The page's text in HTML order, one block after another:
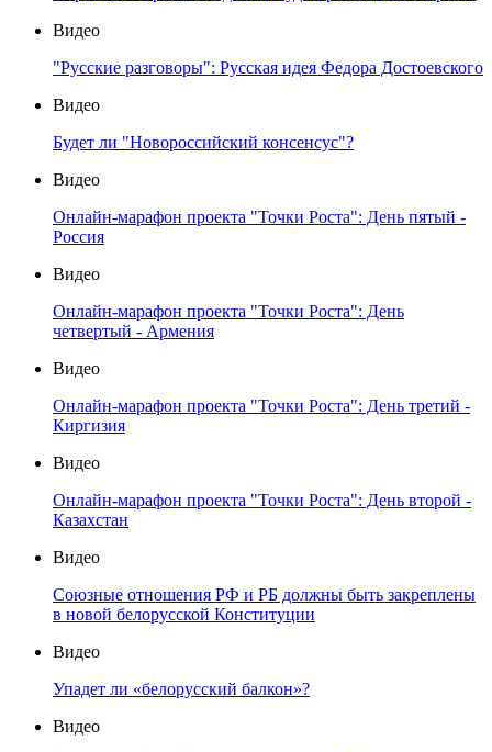
Видео
"Русские разговоры": Русская идея Федора Достоевского
Видео
Будет ли "Новороссийский консенсус"?
Видео
Онлайн-марафон проекта "Точки Роста": День пятый -
Россия
Видео
Онлайн-марафон проекта "Точки Роста": День
четвертый - Армения
Видео
Онлайн-марафон проекта "Точки Роста": День третий -
Киргизия
Видео
Онлайн-марафон проекта "Точки Роста": День второй -
Казахстан
Видео
Союзные отношения РФ и РБ должны быть закреплены
в новой белорусской Конституции
Видео
Упадет ли «белорусский балкон»?
Видео